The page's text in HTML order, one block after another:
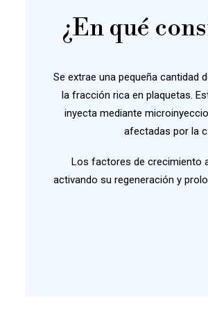
¿En qué
Se extrae una pequeña cantidad
la fracción rica en plaquetas.
inyecta mediante
afectadas por la
Los factores de crecimiento
activando su regeneración y